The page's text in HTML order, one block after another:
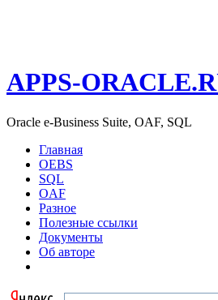
APPS-
Oracle e-Business Suite, OAF, SQL
Главная
OEBS
SQL
OAF
Разное
Полезные ссылки
Документы
Об авторе